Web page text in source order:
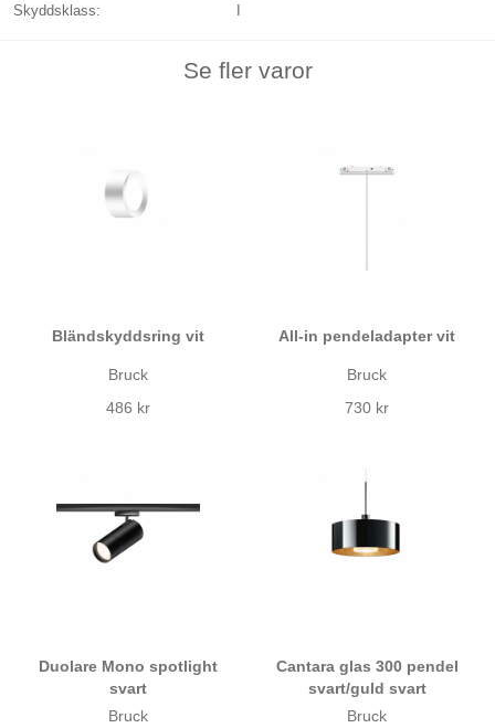
Skyddsklass:
I
Se fler varor
Bländskyddsring vit
Bruck
486 kr
All-in pendeladapter vit
Bruck
730 kr
Duolare Mono spotlight
svart
Bruck
Cantara glas 300 pendel
svart/guld svart
Bruck